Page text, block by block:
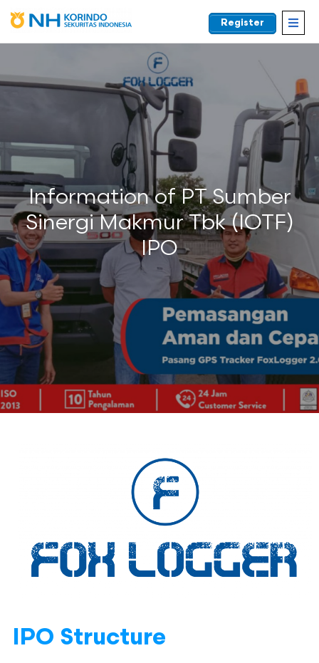
EN
Register
Information of PT Sumber
Sinergi Makmur Tbk (IOTF)
IPO
IPO Structure